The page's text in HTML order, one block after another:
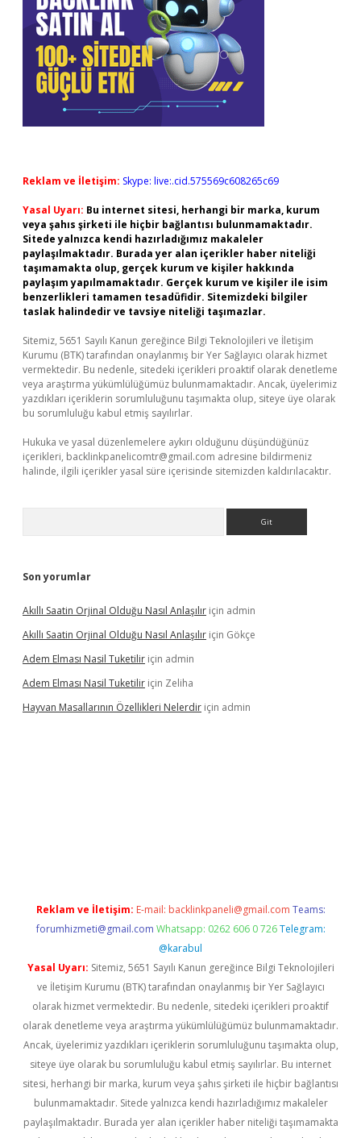
Reklam ve İletişim: Skype: live:.cid.575569c608265c69
Yasal Uyarı: Bu internet sitesi, herhangi bir marka, kurum
veya şahıs şirketi ile hiçbir bağlantısı bulunmamaktadır.
Sitede yalnızca kendi hazırladığımız makaleler
paylaşılmaktadır. Burada yer alan içerikler haber niteliği
taşımamakta olup, gerçek kurum ve kişiler hakkında
paylaşım yapılmamaktadır. Gerçek kurum ve kişiler ile isim
benzerlikleri tamamen tesadüfidir. Sitemizdeki bilgiler
taslak halindedir ve tavsiye niteliği taşımazlar.
Sitemiz, 5651 Sayılı Kanun gereğince Bilgi Teknolojileri ve İletişim
Kurumu (BTK) tarafından onaylanmış bir Yer Sağlayıcı olarak hizmet
vermektedir. Bu nedenle, sitedeki içerikleri proaktif olarak denetleme
veya araştırma yükümlülüğümüz bulunmamaktadır. Ancak, üyelerimiz
yazdıkları içeriklerin sorumluluğunu taşımakta olup, siteye üye olarak
bu sorumluluğu kabul etmiş sayılırlar.
Hukuka ve yasal düzenlemelere aykırı olduğunu düşündüğünüz
içerikleri, backlinkpanelicomtr@gmail.com adresine bildirmeniz
halinde, ilgili içerikler yasal süre içerisinde sitemizden kaldırılacaktır.
Son yorumlar
Akıllı Saatin Orjinal Olduğu Nasıl Anlaşılır için admin
Akıllı Saatin Orjinal Olduğu Nasıl Anlaşılır için Gökçe
Adem Elması Nasil Tuketilir için admin
Adem Elması Nasil Tuketilir için Zeliha
Hayvan Masallarının Özellikleri Nelerdir için admin
Reklam ve İletişim: E-mail: backlinkpaneli@gmail.com Teams:
forumhizmeti@gmail.com Whatsapp: 0262 606 0 726 Telegram:
@karabul
Yasal Uyarı: Sitemiz, 5651 Sayılı Kanun gereğince Bilgi Teknolojileri
ve İletişim Kurumu (BTK) tarafından onaylanmış bir Yer Sağlayıcı
olarak hizmet vermektedir. Bu nedenle, sitedeki içerikleri proaktif
olarak denetleme veya araştırma yükümlülüğümüz bulunmamaktadır.
Ancak, üyelerimiz yazdıkları içeriklerin sorumluluğunu taşımakta olup,
siteye üye olarak bu sorumluluğu kabul etmiş sayılırlar. Bu internet
sitesi, herhangi bir marka, kurum veya şahıs şirketi ile hiçbir bağlantısı
bulunmamaktadır. Sitede yalnızca kendi hazırladığımız makaleler
paylaşılmaktadır. Burada yer alan içerikler haber niteliği taşımamakta